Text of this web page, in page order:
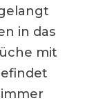
in das
mit